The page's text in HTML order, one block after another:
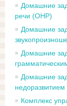
Домашние
речи (ОНР)
Домашние
Домашние
Домашние
Комплекс